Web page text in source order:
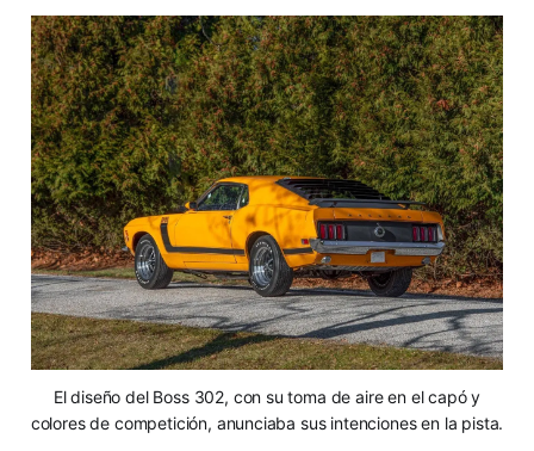
El diseño del Boss 302, con su toma de aire en el capó y
colores de competición, anunciaba sus intenciones en la pista.